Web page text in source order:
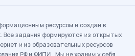
ресурсом и создан в
Все задания формируются из открытых
и из образовательных ресурсов
РФ и ФИПИ. Мы не храним у себя